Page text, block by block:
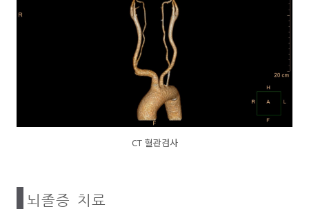
CT 혈관검사
뇌졸증 치료